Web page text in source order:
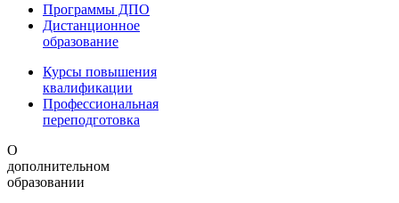
Программы ДПО
Дистанционное
образование
Курсы повышения
квалификации
Профессиональная
переподготовка
О
дополнительном
образовании